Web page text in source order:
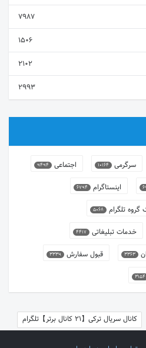
7987
1506
2102
2993
سرگرمی 10164 اجتماعی 9494
اینستاگرام 6794
گروه تلگرام 5068
خدمات تبلیغاتی 4417
3363 قبول سفارش 3339
3154
کانال سریال ترکی【21 کانال برتر】تلگرام